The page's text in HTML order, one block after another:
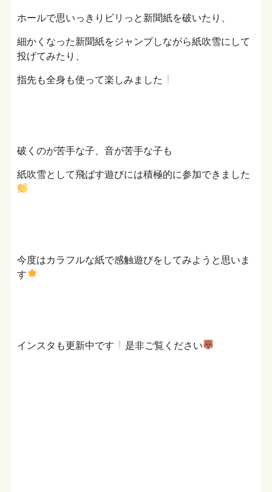
ホールで思いっきりビリっと新聞紙を破いたり、
細かくなった新聞紙をジャンプしながら紙吹雪にして
投げてみたり、
指先も全身も使って楽しみました
破くのが苦手な子、音が苦手な子も
紙吹雪として飛ばす遊びには積極的に参加できました
今度はカラフルな紙で感触遊びをしてみようと思いま
す
インスタも更新中です 是非ご覧ください